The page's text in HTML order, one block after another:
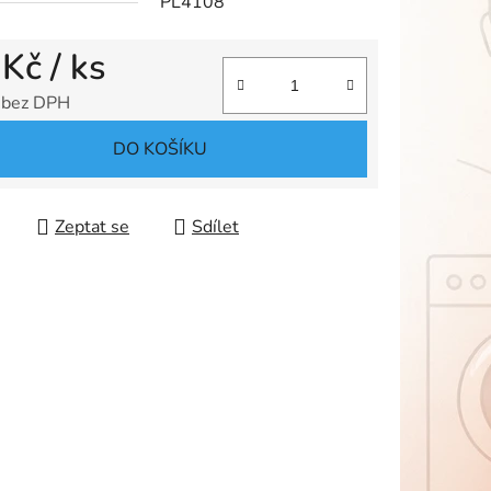
/ ks
DPH
DO KOŠÍKU
Zeptat se Sdílet